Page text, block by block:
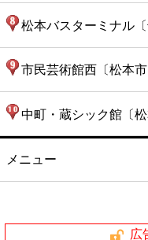
松本バスターミナル
市民芸術館西〔松本
中町・蔵シック館〔
メニュー
広